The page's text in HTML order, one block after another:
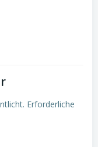
Erforderliche